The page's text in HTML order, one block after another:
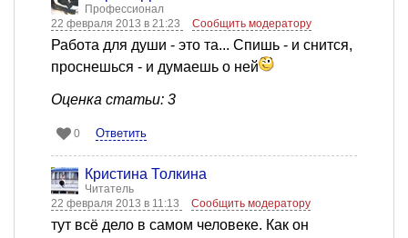
Профессионал
22 февраля 2013 в 21:23
Сообщить модератору
Работа для души - это та... Спишь - и снится,
проснешься - и думаешь о ней
Оценка статьи: 3
0 Ответить
Кристина Толкина
Читатель
22 февраля 2013 в 11:13
Сообщить модератору
тут всё дело в самом человеке. Как он